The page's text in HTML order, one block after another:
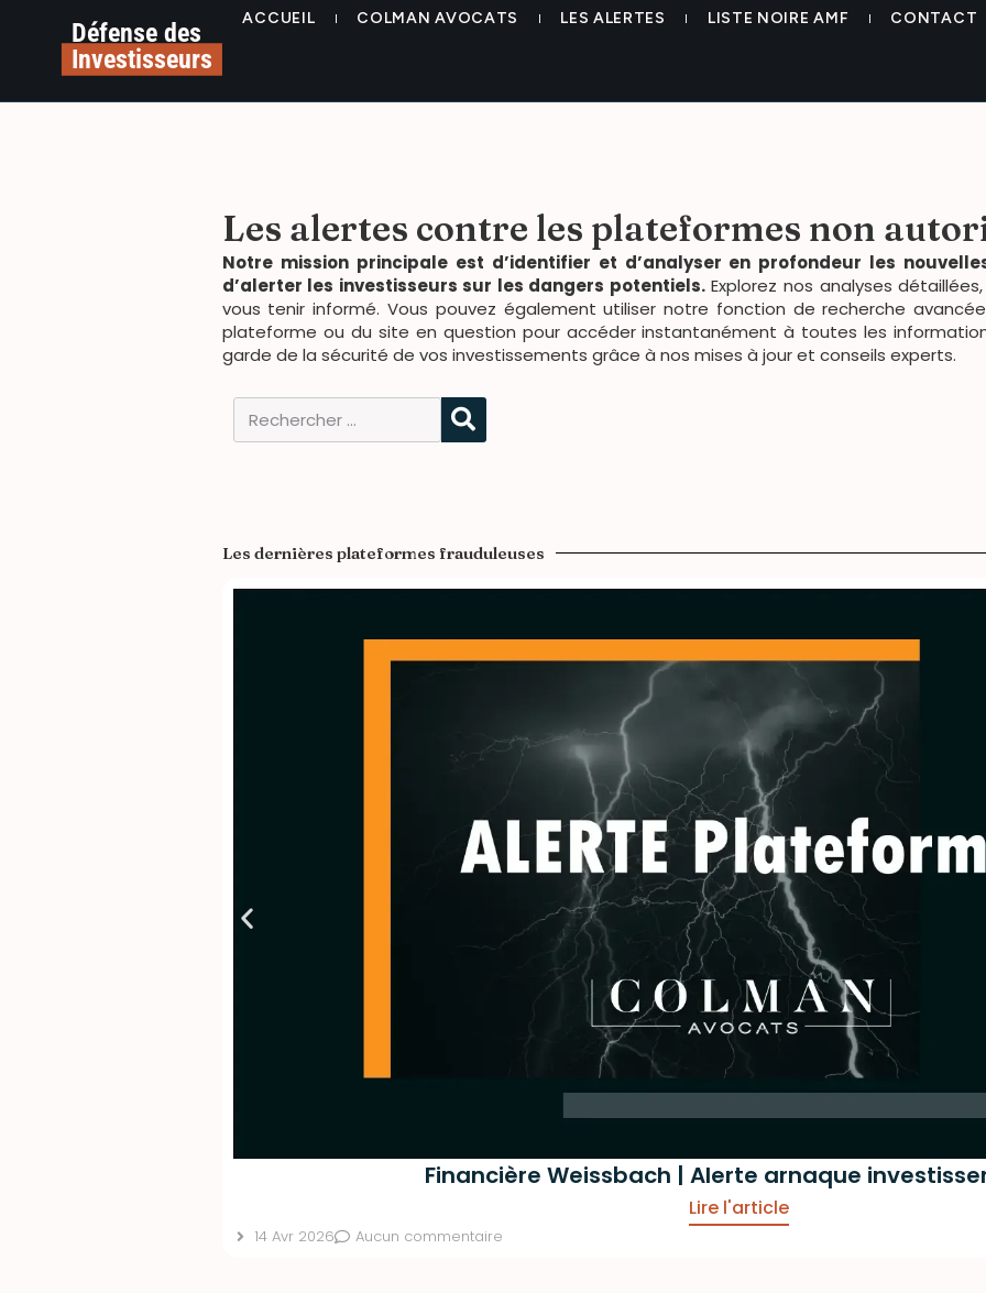
Défense des
Investisseurs
ACCUEIL COLMAN AVOCATS LES ALERTES LISTE NOIRE AMF CONTACT
Les alertes contre les plateformes non
Notre mission principale est d’identifier et d’analyser en profondeur les
d’alerter les investisseurs sur les dangers potentiels.Explorez nos analyses
vous tenir informé. Vous pouvez également utiliser notre fonction de recherche
plateforme ou du site en question pour accéder instantanément à toutes les
garde de la sécurité de vos investissements grâce à nos mises à jour et conseils experts.
Les dernières plateformes frauduleuses​
Financière Weissbach | Alerte arnaque
Lire l'article
14 Avr 2026 Aucun commentaire